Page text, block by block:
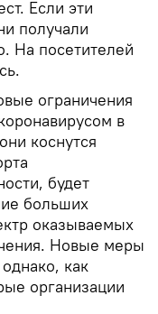
Если эти
получали
На посетителей
ограничения
в
коснутся
будет
больших
оказываемых
Новые меры
как
организации